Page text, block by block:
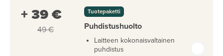
+ 39 €
49 €
Tuotepaketti
Puhdistushuolto
Laitteen kokonaisvaltainen
puhdistus